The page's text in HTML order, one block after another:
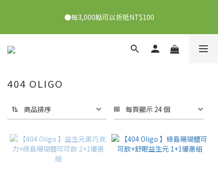
👉點我了解
●每3,000點可以折抵NT$100
●7/2-7/30下單美膚娜娜&曦之麗，滿1,000元抽PDRN精華組！
404 OLIGO
商品排序 每頁顯示 24 個